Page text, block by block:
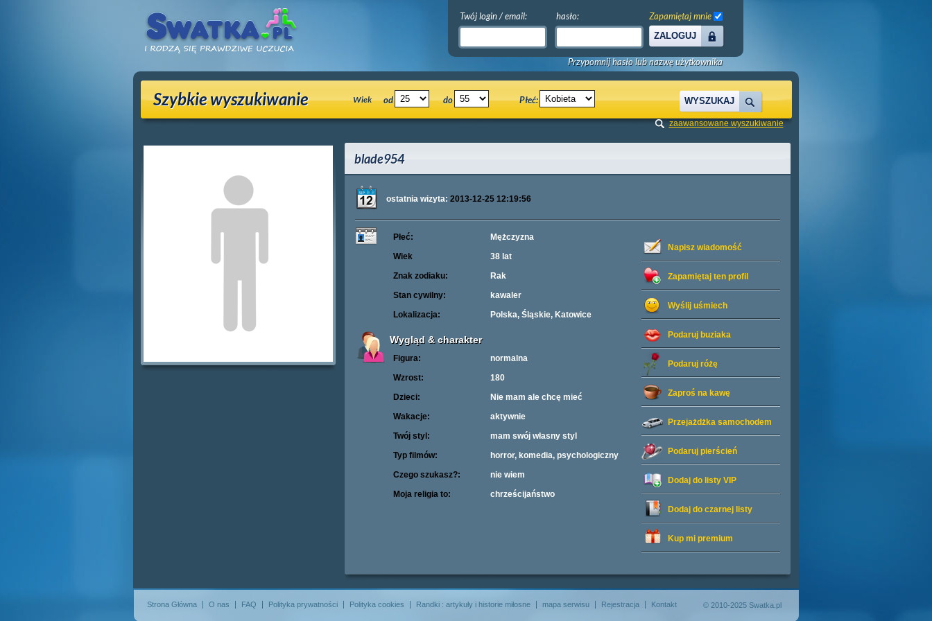
Twój login / email: hasło:
ZALOGUJ
Zapamiętaj mnie
Przypomnij hasło lub nazwę użytkownika
Szybkie wyszukiwanie Wiek od do Płeć: WYSZUKAJ
zaawansowane wyszukiwanie
blade954
ostatnia wizyta: 2013-12-25 12:19:56
Napisz wiadomość
Zapamiętaj ten profil
Wyślij uśmiech
Podaruj buziaka
Podaruj różę
Zaproś na kawę
Przejażdżka samochodem
Podaruj pierścień
Dodaj do listy VIP
Dodaj do czarnej listy
Kup mi premium
Płeć:
Mężczyzna
Wiek
38 lat
Znak zodiaku:
Rak
Stan cywilny:
kawaler
Lokalizacja:
Polska, Śląskie, Katowice
Wygląd & charakter
Figura:
normalna
Wzrost:
180
Dzieci:
Nie mam ale chcę mieć
Wakacje:
aktywnie
Twój styl:
mam swój własny styl
Typ filmów:
horror, komedia, psychologiczny
Czego szukasz?:
nie wiem
Moja religia to:
chrześcijaństwo
Strona Główna O nas FAQ Polityka prywatności Polityka cookies Randki : artykuły i historie miłosne mapa serwisu Rejestracja Kontakt © 2010-2025 Swatka.pl